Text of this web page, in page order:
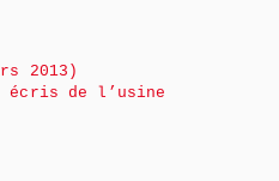
2013)
écris de l’usine